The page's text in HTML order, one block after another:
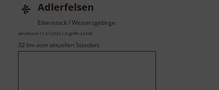
Adlerfelsen
Eibenstock / Westerzgebirge
aktuell vom 11.04.2026 / Zugriffe: 24438
32 km vom aktuellen Standort